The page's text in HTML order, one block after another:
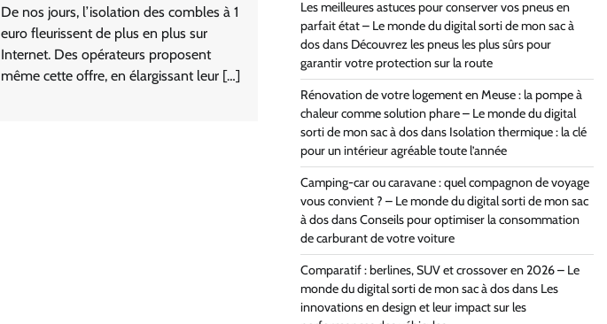
De nos jours, l’isolation des combles à 1
euro fleurissent de plus en plus sur
Internet. Des opérateurs proposent
même cette offre, en élargissant leur […]
Les meilleures astuces pour conserver vos pneus en
parfait état – Le monde du digital sorti de mon sac à
dosdans Découvrez les pneus les plus sûrs pour
garantir votre protection sur la route
Rénovation de votre logement en Meuse : la pompe à
chaleur comme solution phare – Le monde du digital
sorti de mon sac à dosdans Isolation thermique : la clé
pour un intérieur agréable toute l’année
Camping-car ou caravane : quel compagnon de voyage
vous convient ? – Le monde du digital sorti de mon sac
à dosdansConseils pour optimiser la consommation
de carburant de votre voiture
Comparatif : berlines, SUV et crossover en 2026 – Le
monde du digital sorti de mon sac à dosdans Les
innovations en design et leur impact sur les